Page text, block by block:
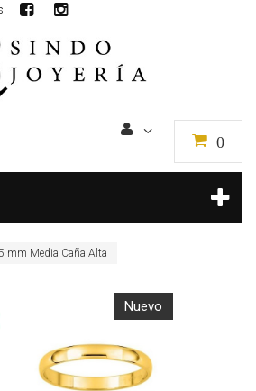
0
mm Media Caña Alta
Nuevo